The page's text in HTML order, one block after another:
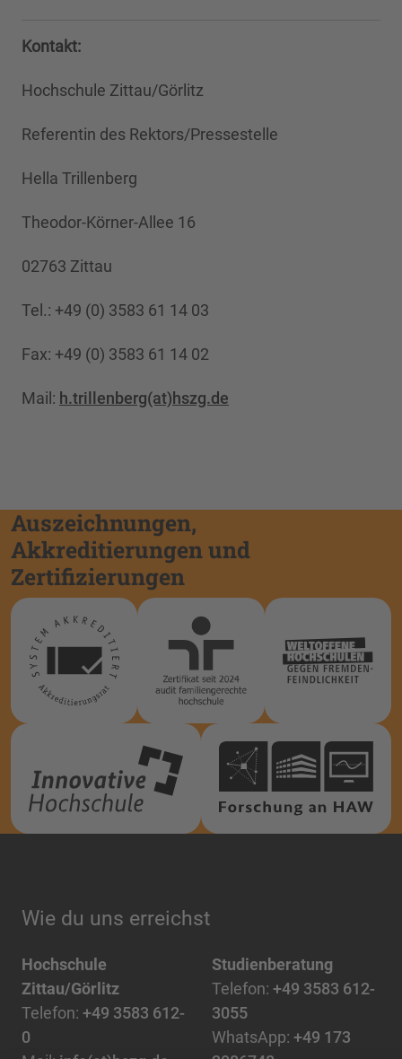
Kontakt:
Hochschule Zittau/Görlitz
Referentin des Rektors/Pressestelle
Hella Trillenberg
Theodor-Körner-Allee 16
02763 Zittau
Tel.: +49 (0) 3583 61 14 03
Fax: +49 (0) 3583 61 14 02
Mail: h.trillenberg(at)hszg.de
Auszeichnungen,
Akkreditierungen und
Zertifizierungen
Wie du uns erreichst
Hochschule
Zittau/Görlitz
Telefon: +49 3583 612-
0
Studienberatung
Telefon: +49 3583 612-
3055
WhatsApp: +49 173